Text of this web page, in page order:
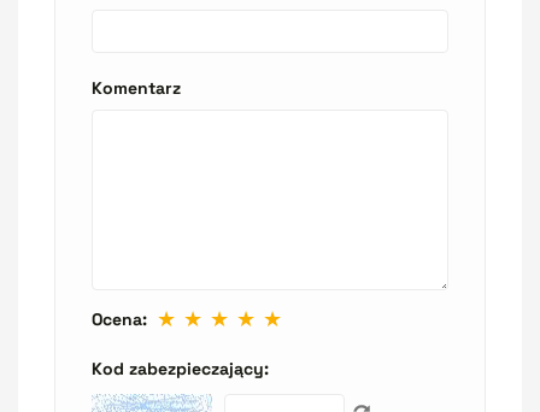
Komentarz
Ocena: ★ ★ ★ ★ ★
Kod zabezpieczający: